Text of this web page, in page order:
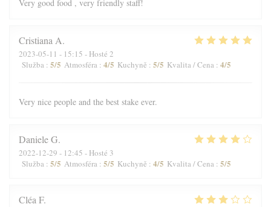
Very good food , very friendly staff!
CristianaA
2023-05-11 - 15:15 - Hosté 2
Služba : 5/5 Atmosféra : 4/5 Kuchyně : 5/5 Kvalita / Cena : 4/5
Very nice people and the best stake ever.
DanieleG
2022-12-29 - 12:45 - Hosté 3
Služba : 5/5 Atmosféra : 5/5 Kuchyně : 4/5 Kvalita / Cena : 5/5
CléaF